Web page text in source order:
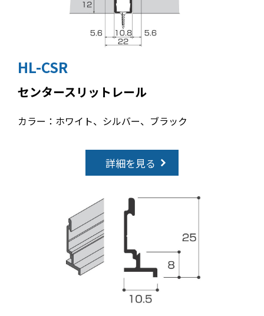
HL-CSR
センタースリットレール
カラー：ホワイト、シルバー、ブラック
詳細を見る